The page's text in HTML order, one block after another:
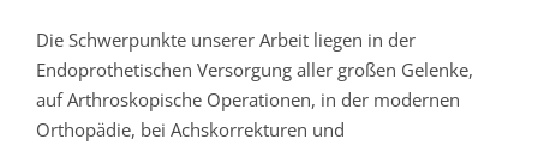
Die Schwerpunkte unserer Arbeit liegen in der
Endoprothetischen Versorgung aller großen Gelenke,
auf Arthroskopische Operationen, in der modernen
Orthopädie, bei Achskorrekturen und